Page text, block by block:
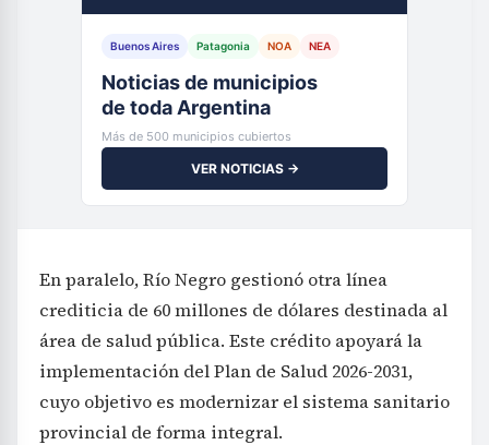
Buenos Aires Patagonia NOA NEA
Noticias de municipios
de toda Argentina
Más de 500 municipios cubiertos
VER NOTICIAS →
En paralelo, Río Negro gestionó otra línea
crediticia de 60 millones de dólares destinada al
área de salud pública. Este crédito apoyará la
implementación del Plan de Salud 2026-2031,
cuyo objetivo es modernizar el sistema sanitario
provincial de forma integral.